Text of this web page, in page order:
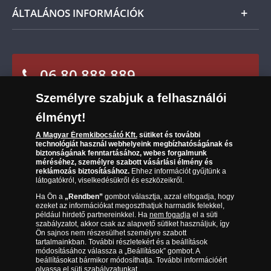
Ügyfélszolgálat
Leiratkozás a hírlevélről
ÁLTALÁNOS INFORMÁCIÓK
Sütik (cookies) használata
Süti (cookies)Beállítások
Társaságunkról
Az érmék és érmek ára és értéke
Gyakran ismételt kérdések
Adatkezelés
06 80 888 889
(díjmentesen hívható hétfőtől csütörtökig 9.00 és 17.00
óra között, péntekenként 9.00 és 15.00 óra között)
Személyre szabjuk a felhasználói
élményt!
A Magyar Éremkibocsátó Kft.sütiket és további
technológiát használ webhelyeink megbízhatóságának és
biztonságának fenntartásához, webes forgalmunk
méréséhez, személyre szabott vásárlási élmény és
reklámozás biztosításához.Ehhez információt gyűjtünk a
látogatókról, viselkedésükről és eszközeikről.
Ha Ön a „Rendben”gombot választja, azzal elfogadja, hogy
ezeket az információkat megoszthatjuk harmadik felekkel,
például hirdető partnereinkkel. Ha nem fogadjael a süti
szabályzatot, akkor csak az alapvető sütiket használjuk, így
Ön sajnos nem részesülhet személyre szabott
tartalmainkban. További részletekért és a beállítások
módosításához válassza a „Beállítások” gombot. A
beállításokat bármikor módosíthatja. További információért
olvassa el süti szabályzatunkat.